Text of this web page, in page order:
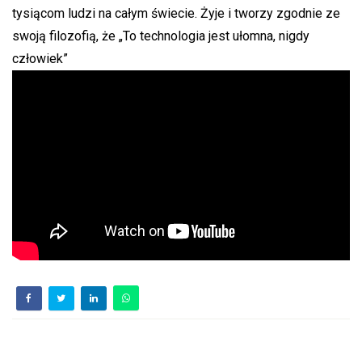
tysiącom ludzi na całym świecie. Żyje i tworzy zgodnie ze
swoją filozofią, że „To technologia jest ułomna, nigdy
człowiek”